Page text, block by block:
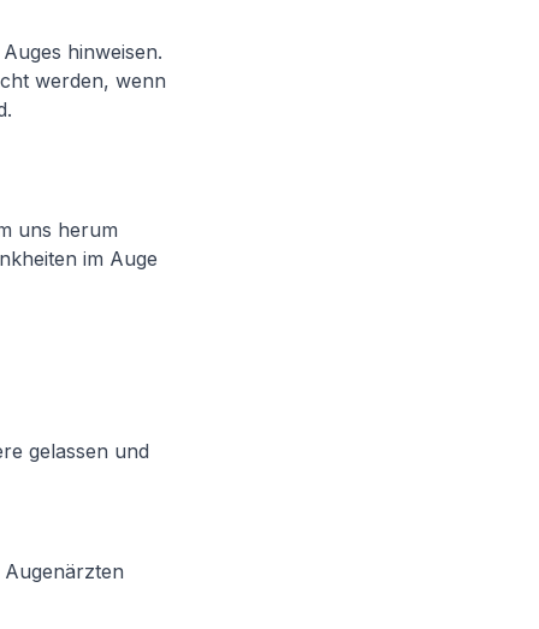
hinweisen.
werden, wenn
uns herum
im Auge
gelassen und